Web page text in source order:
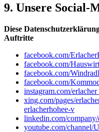
9. Unsere Social-
Diese
Auftritte
facebook.com/
facebook.com/
facebook.com/
facebook.com/
instagram.com/
xing.com/pages/
erlacherhohee-v
linkedin.com/company/
youtube.com/